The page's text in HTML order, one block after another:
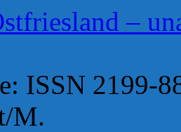
–
ISSN 2199-
M.